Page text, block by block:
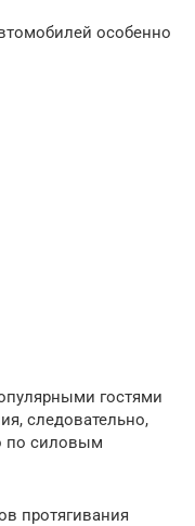
особенно
гостями
следовательно,
по силовым
протягивания